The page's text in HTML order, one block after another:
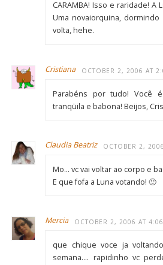
CARAMBA! Isso e raridade! A
Uma novaiorquina,
volta, hehe.
Cristiana OCTOBER 2, 2006 AT
Parabéns por tudo! Você
tranqüila e babona! Beijos,
Claudia Beatriz OCTOBER 2,
Mo… vc vai voltar ao corpo e
E que fofa a Luna votando! 🙂
Mercia OCTOBER 2, 2006 AT
que chique voce ja
semana…. rapidinho vc